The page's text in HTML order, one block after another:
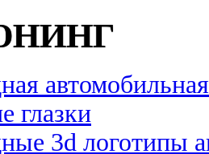
глазки
3d логотипы